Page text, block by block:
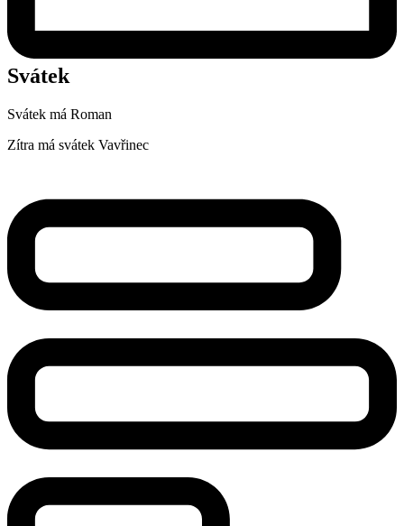
Svátek
Svátek má Roman
Zítra má svátek Vavřinec